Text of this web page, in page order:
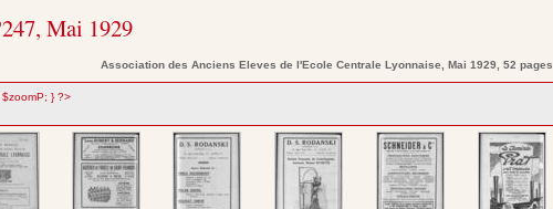
Mai 1929
Association des Anciens Eleves de l'Ecole Centrale Lyonnaise, Mai 1929, 52 pages
$zoomP; } ?>